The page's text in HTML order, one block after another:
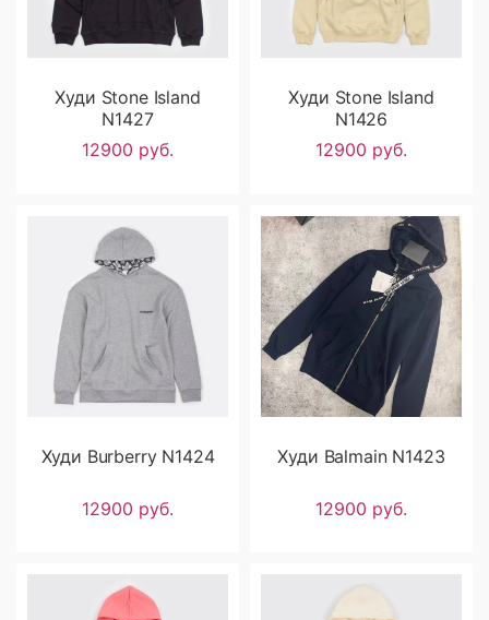
Худи Stone Island
N1427
12900 руб.
Худи Stone Island
N1426
12900 руб.
Худи Burberry N1424
12900 руб.
Худи Balmain N1423
12900 руб.